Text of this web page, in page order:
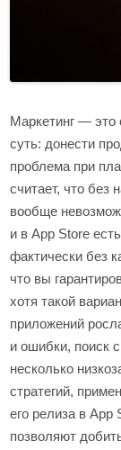
Маркетинг — это
суть: донести
проблема при
считает, что без
вообще
и в App Store
фактически без
что вы
хотя такой
приложений
и ошибки, поиск
несколько
стратегий,
его релиза в
позволяют